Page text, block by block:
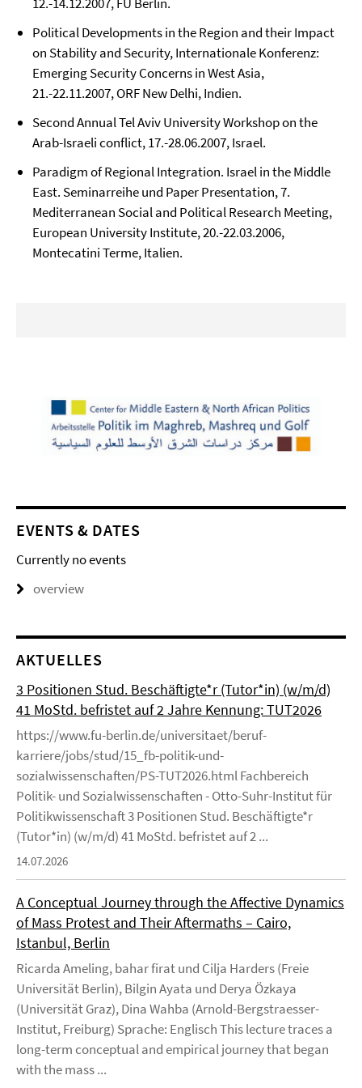
Political Developments in the Region and their Impact
on Stability and Security, Internationale Konferenz:
Emerging Security Concerns in West Asia,
21.-22.11.2007, ORF New Delhi, Indien.
Second Annual Tel Aviv University Workshop on the
Arab-Israeli conflict, 17.-28.06.2007, Israel.
Paradigm of Regional Integration. Israel in the Middle
East. Seminarreihe und Paper Presentation, 7.
Mediterranean Social and Political Research Meeting,
European University Institute, 20.-22.03.2006,
Montecatini Terme, Italien.
EVENTS & DATES
Currently no events
overview
AKTUELLES
3 Positionen Stud. Beschäftigte*r (Tutor*in) (w/m/d)
41 MoStd. befristet auf 2 Jahre Kennung: TUT2026
https://www.fu-berlin.de/universitaet/beruf-
karriere/jobs/stud/15_fb-politik-und-
sozialwissenschaften/PS-TUT2026.html Fachbereich
Politik- und Sozialwissenschaften - Otto-Suhr-Institut für
Politikwissenschaft 3 Positionen Stud. Beschäftigte*r
(Tutor*in) (w/m/d) 41 MoStd. befristet auf 2 ...
14.07.2026
A Conceptual Journey through the Affective Dynamics
of Mass Protest and Their Aftermaths – Cairo,
Istanbul, Berlin
Ricarda Ameling, bahar firat und Cilja Harders (Freie
Universität Berlin), Bilgin Ayata und Derya Özkaya
(Universität Graz), Dina Wahba (Arnold-Bergstraesser-
Institut, Freiburg) Sprache: Englisch This lecture traces a
long-term conceptual and empirical journey that began
with the mass ...